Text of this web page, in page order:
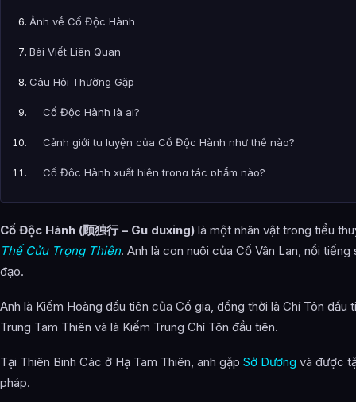
Ảnh về Cố Độc Hành
Bài Viết Liên Quan
Câu Hỏi Thường Gặp
Cố Độc Hành là ai?
Cảnh giới tu luyện của Cố Độc Hành như thế nào?
Cố Độc Hành xuất hiện trong tác phẩm nào?
Các mối quan hệ quan trọng của Cố Độc Hành là gì?
Thông tin về Cố Độc Hành được tổng hợp từ đâu?
Cố Độc Hành (顾独行 – Gu duxing) là một nhân vật trong tiểu
Thế Cửu Trọng Thiên. Anh là con nuôi của Cố Vân Lan, nổi tiếng
đạo.
Anh là Kiếm Hoàng đầu tiên của Cố gia, đồng thời là Chí Tôn đầu
Trung Tam Thiên và là Kiếm Trung Chí Tôn đầu tiên.
Tại Thiên Binh Các ở Hạ Tam Thiên, anh gặp Sở Dương và được
pháp.